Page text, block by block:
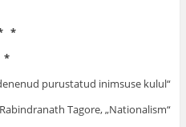
*
*
purustatud inimsuse kulul“
Rabindranath Tagore, „Nationalism“